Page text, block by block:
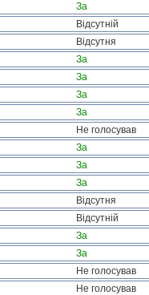
За
Відсутній
Відсутня
За
За
За
За
Не голосував
За
За
За
Відсутня
Відсутній
За
За
Не голосував
Не голосував